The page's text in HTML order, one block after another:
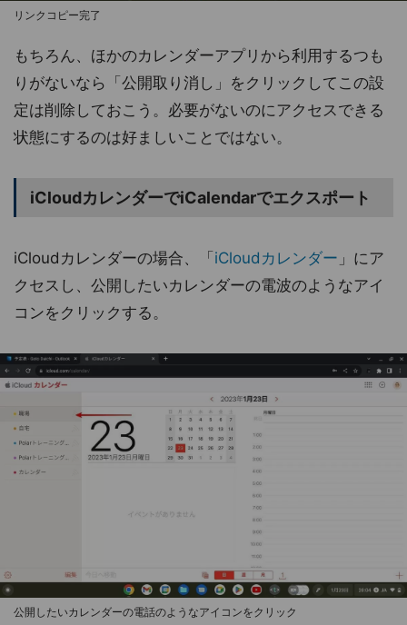
リンクコピー完了
もちろん、ほかのカレンダーアプリから利用するつも
りがないなら「公開取り消し」をクリックしてこの設
定は削除しておこう。必要がないのにアクセスできる
状態にするのは好ましいことではない。
iCloudカレンダーでiCalendarでエクスポート
iCloudカレンダーの場合、「iCloudカレンダー 」にア
クセスし、公開したいカレンダーの電波のようなアイ
コンをクリックする。
公開したいカレンダーの電話のようなアイコンをクリック